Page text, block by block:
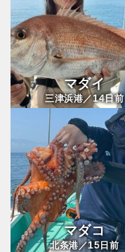
マダイ
三津浜港／14日前
マダコ
北条港／15日前